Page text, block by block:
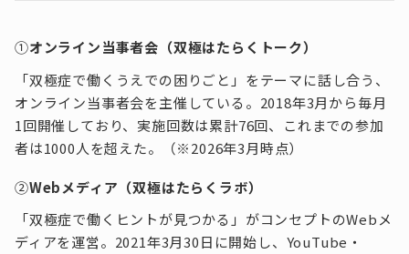
①オンライン当事者会（双極はたらくトーク）
「双極症で働くうえでの困りごと」をテーマに話し合う、
オンライン当事者会を主催している。2018年3月から毎月
1回開催しており、実施回数は累計76回、これまでの参加
者は1000人を超えた。（※2026年3月時点）
②Webメディア（双極はたらくラボ）
「双極症で働くヒントが見つかる」がコンセプトのWebメ
ディアを運営。2021年3月30日に開始し、YouTube・